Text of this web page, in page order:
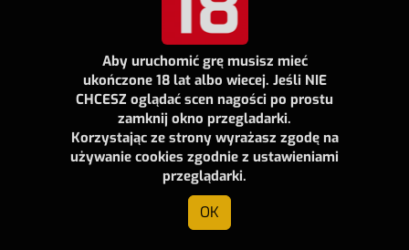
Aby uruchomić grę musisz mieć
ukończone 18 lat albo wiecej. Jeśli NIE
CHCESZ oglądać scen nagości po prostu
zamknij okno przegladarki.
Korzystając ze strony wyrażasz zgodę na
używanie cookies zgodnie z ustawieniami
przeglądarki.
OK